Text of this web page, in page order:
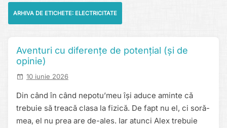
ARHIVA DE ETICHETE: ELECTRICITATE
Aventuri cu diferențe de potențial (și de
opinie)
10 iunie 2026
Din când în când nepotu’meu își aduce aminte că
trebuie să treacă clasa la fizică. De fapt nu el, ci soră-
mea, el nu prea are de-ales. Iar atunci Alex trebuie